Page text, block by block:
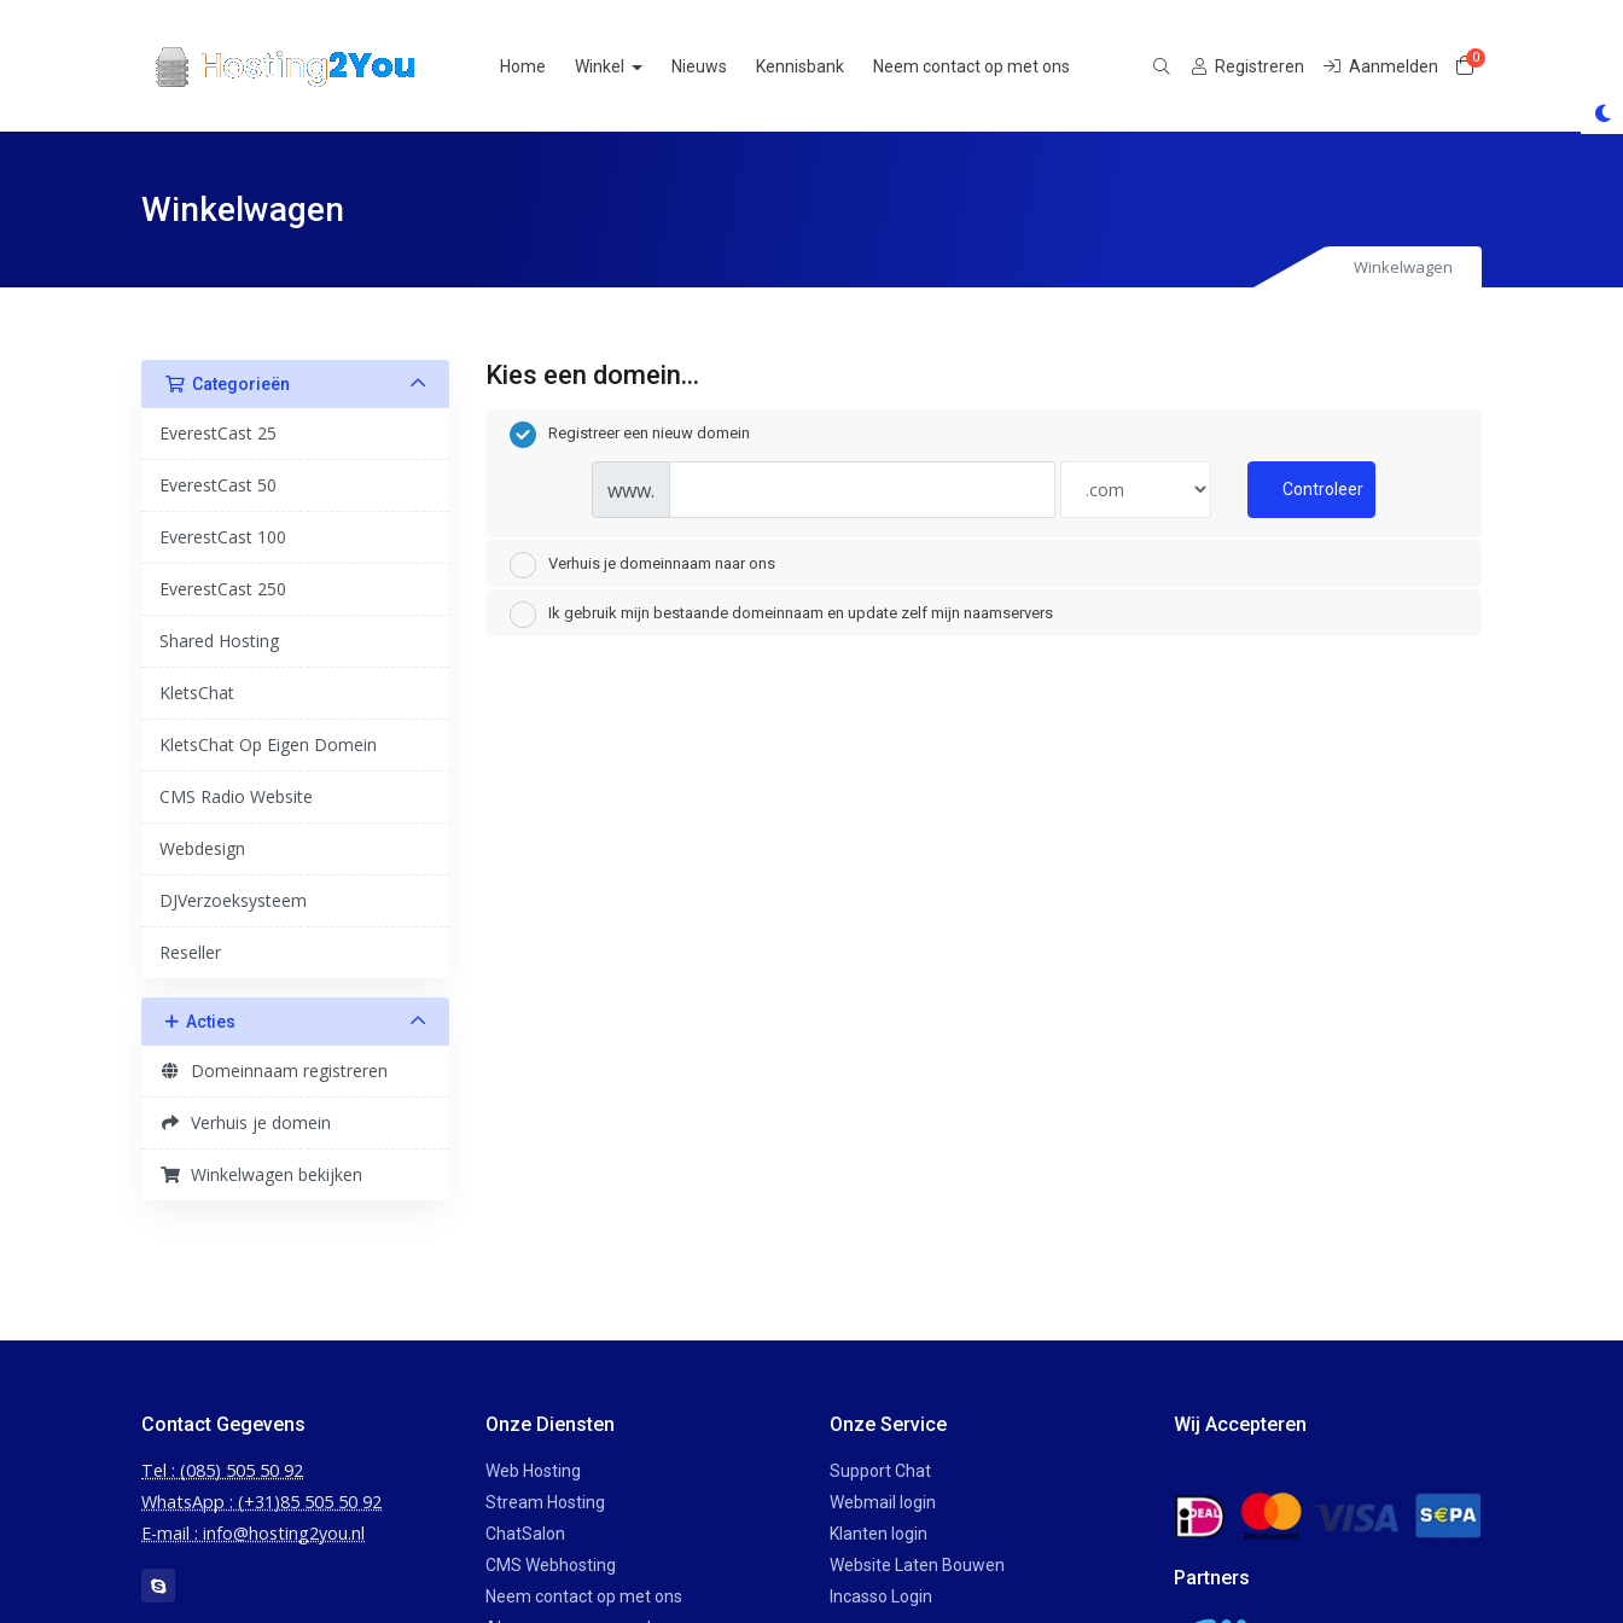
Home Winkel Nieuws Kennisbank Neem contact op met ons Registreren Aanmelden 0Winkelwagen
Winkelwagen
Winkelwagen
Categorieën
EverestCast 25
EverestCast 50
EverestCast 100
EverestCast 250
Shared Hosting
KletsChat
KletsChat Op Eigen Domein
CMS Radio Website
Webdesign
DJVerzoeksysteem
Reseller
Acties
Domeinnaam registreren
Verhuis je domein
Winkelwagen bekijken
Kies een domein...
Registreer een nieuw domein
www. Controleer
Verhuis je domeinnaam naar ons
Ik gebruik mijn bestaande domeinnaam en update zelf mijn naamservers
Contact Gegevens
Tel : (085) 505 50 92
WhatsApp : (+31)85 505 50 92
E-mail : info@hosting2you.nl
Onze Diensten
Web Hosting
Stream Hosting
ChatSalon
CMS Webhosting
Neem contact op met ons
Onze Service
Support Chat
Webmail login
Klanten login
Website Laten Bouwen
Incasso Login
Wij Accepteren
Partners